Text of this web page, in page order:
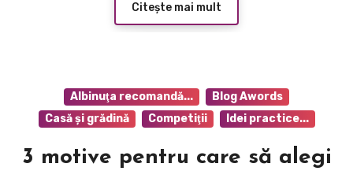
Citește mai mult
Albinuţa recomandă...
Blog Awords
Casă şi grădină
Competiţii Idei practice...
3 motive pentru care să alegi